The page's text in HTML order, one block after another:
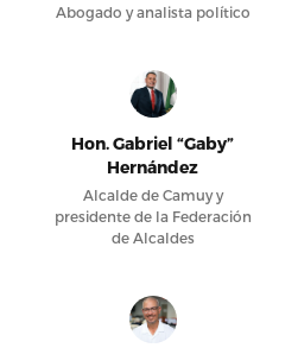
Abogado y analista político
Hon. Gabriel “Gaby”
Hernández
Alcalde de Camuy y
presidente de la Federación
de Alcaldes